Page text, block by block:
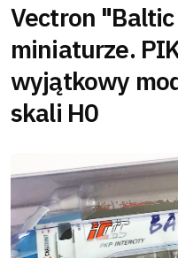
Vectron
miniaturze.
wyjątkowy
skali H0